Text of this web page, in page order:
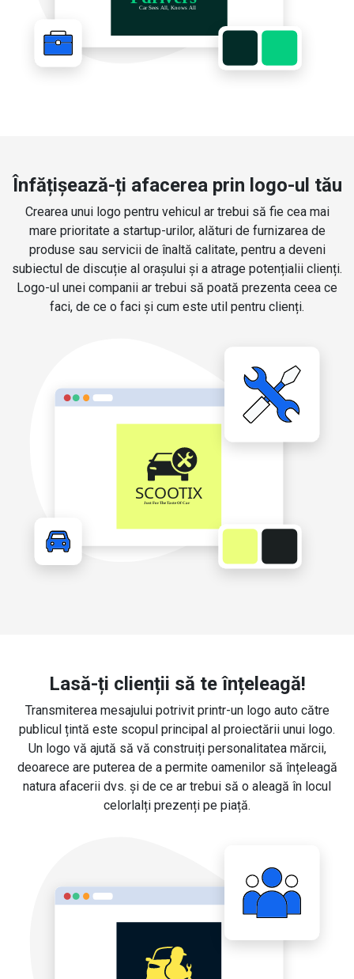
Înfățișează-ți afacerea prin logo-ul tău
Crearea unui logo pentru vehicul ar trebui să fie cea mai
mare prioritate a startup-urilor, alături de furnizarea de
produse sau servicii de înaltă calitate, pentru a deveni
subiectul de discuție al orașului și a atrage potențialii clienți.
Logo-ul unei companii ar trebui să poată prezenta ceea ce
faci, de ce o faci și cum este util pentru clienți.
Lasă-ți clienții să te înțeleagă!
Transmiterea mesajului potrivit printr-un logo auto către
publicul țintă este scopul principal al proiectării unui logo.
Un logo vă ajută să vă construiți personalitatea mărcii,
deoarece are puterea de a permite oamenilor să înțeleagă
natura afacerii dvs. și de ce ar trebui să o aleagă în locul
celorlalți prezenți pe piață.